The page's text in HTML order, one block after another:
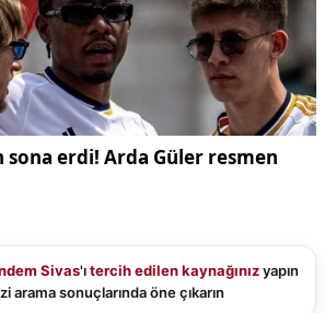
Sivas'ıtercih edilen kaynağınızyapın
arama sonuçlarında öne çıkarın